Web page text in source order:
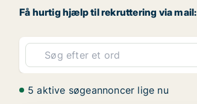
Få hurtig hjælp til rekruttering via mail:
5 aktive søgeannoncer lige nu